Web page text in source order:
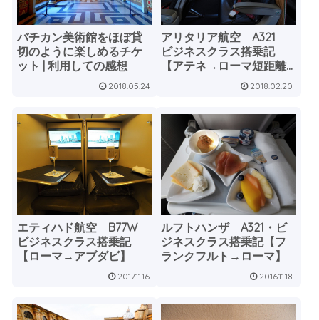
バチカン美術館をほぼ貸
切のように楽しめるチケ
ット | 利用しての感想
2018.05.24
アリタリア航空 A321
ビジネスクラス搭乗記
【アテネ→ローマ短距離
2018.02.20
エティハド航空 B77W
ビジネスクラス搭乗記
【ローマ→アブダビ】
2017.11.16
ルフトハンザ A321・ビ
ジネスクラス搭乗記【フ
ランクフルト→ローマ】
2016.11.18